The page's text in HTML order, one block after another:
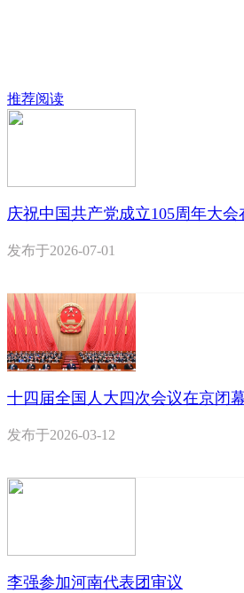
推荐阅读
庆祝中国共产党成立105周年大
发布于2026-07-01
十四届全国人大四次会议在京闭
发布于2026-03-12
李强参加河南代表团审议